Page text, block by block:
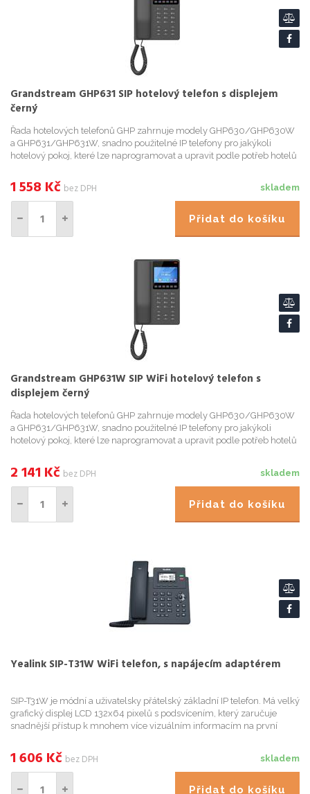
Grandstream GHP631 SIP hotelový telefon s displejem
černý
Řada hotelových telefonů GHP zahrnuje modely GHP630/GHP630W
a GHP631/GHP631W, snadno použitelné IP telefony pro jakýkoli
hotelový pokoj, které lze naprogramovat a upravit podle potřeb hotelů
skladem
1 558 Kč bez DPH
Přidat do košíku
Grandstream GHP631W SIP WiFi hotelový telefon s
displejem černý
Řada hotelových telefonů GHP zahrnuje modely GHP630/GHP630W
a GHP631/GHP631W, snadno použitelné IP telefony pro jakýkoli
hotelový pokoj, které lze naprogramovat a upravit podle potřeb hotelů
skladem
2 141 Kč bez DPH
Přidat do košíku
Yealink SIP-T31W WiFi telefon, s napájecím adaptérem
SIP-T31W je módní a uživatelsky přátelský základní IP telefon. Má velký
grafický displej LCD 132x64 pixelů s podsvícením, který zaručuje
snadnější přístup k mnohem více vizuálním informacím na první
skladem
1 606 Kč bez DPH
Přidat do košíku